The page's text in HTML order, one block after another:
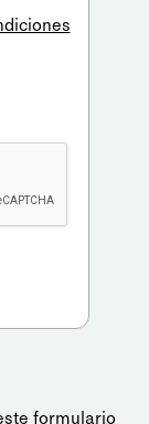
formulario